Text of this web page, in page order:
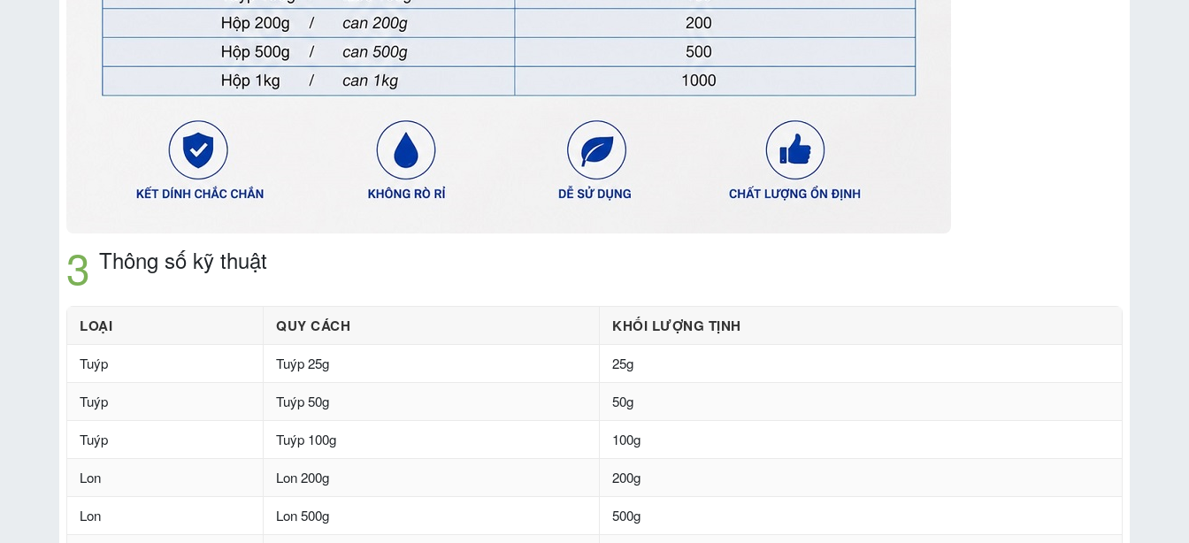
Thông số kỹ thuật
LOẠI QUY CÁCH KHỐI LƯỢNG TỊNH
Tuýp Tuýp 25g 25g
Tuýp Tuýp 50g 50g
Tuýp Tuýp 100g 100g
Lon Lon 200g 200g
Lon Lon 500g 500g